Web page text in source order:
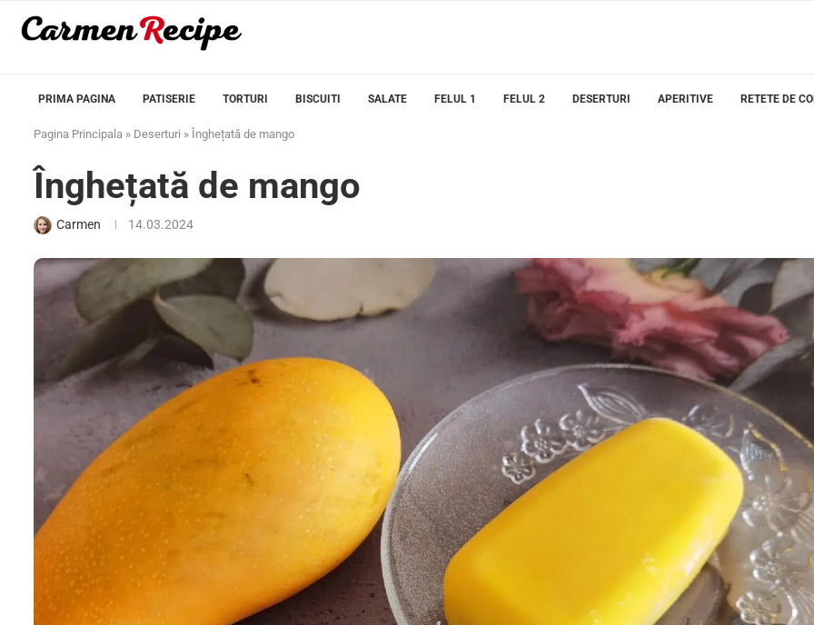
PRIMA PAGINA PATISERIE TORTURI BISCUITI SALATE FELUL 1 FELUL 2 DESERTURI APERITIVE RETETE DE
Pagina Principala » Deserturi » Înghețată de mango
Înghețată de mango
Carmen 14.03.2024